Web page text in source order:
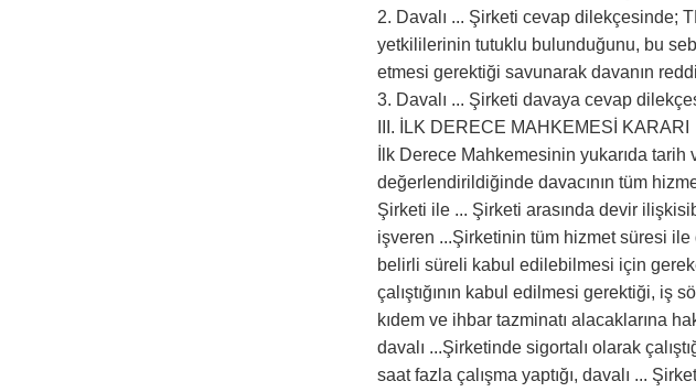
2. Davalı ... Şirketi cevap dilekçesinde;
yetkililerinin tutuklu bulunduğunu, bu
etmesi gerektiği savunarak davanın
3. Davalı ... Şirketi davaya cevap
III. İLK DERECE MAHKEMESİ KARARI
İlk Derece Mahkemesinin yukarıda tarih
değerlendirildiğinde davacının tüm
Şirketi ile ... Şirketi arasında devir
işveren ...Şirketinin tüm hizmet süresi
belirli süreli kabul edilebilmesi için
çalıştığının kabul edilmesi gerektiği, iş
kıdem ve ihbar tazminatı alacaklarına
davalı ...Şirketinde sigortalı olarak
saat fazla çalışma yaptığı, davalı ...